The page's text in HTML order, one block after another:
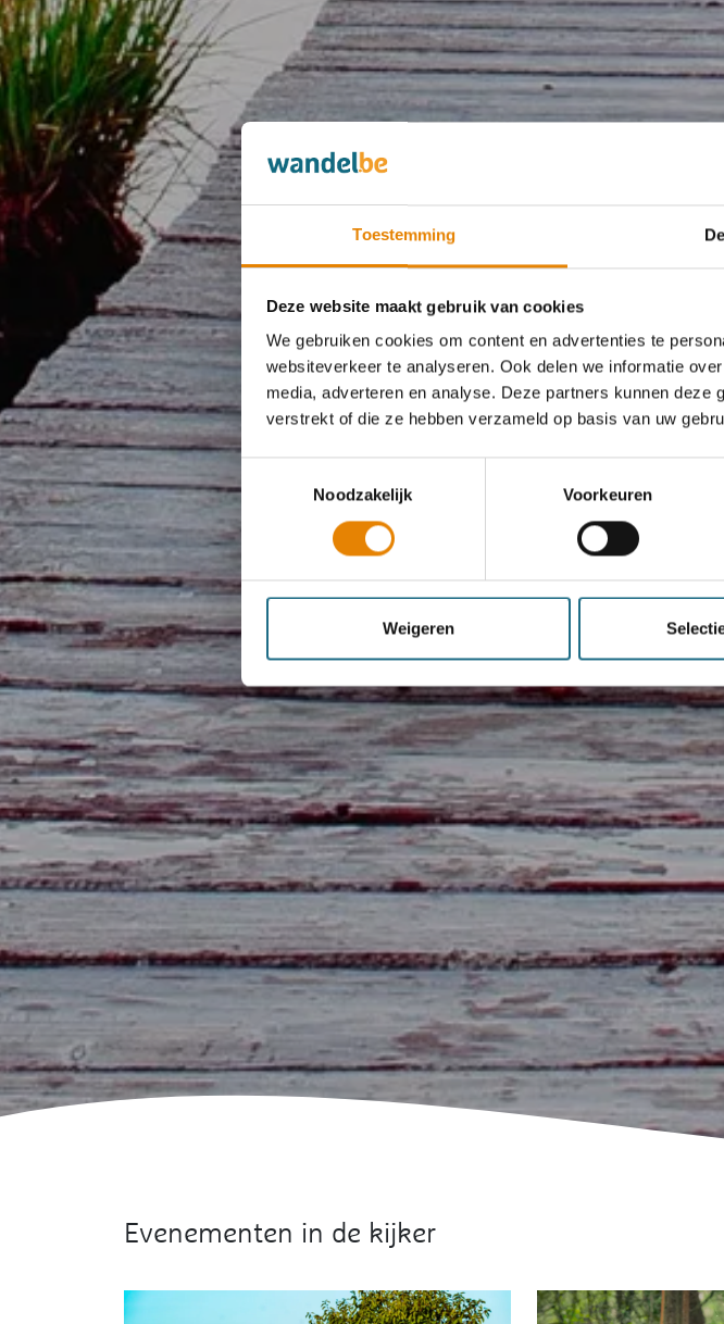
Toestemming
Deze website maakt gebruik van cookies
We gebruiken cookies om content en advertenties te
websiteverkeer te analyseren. Ook delen we informatie
media, adverteren en analyse. Deze partners kunnen
verstrekt of die ze hebben verzameld op basis van uw
Noodzakelijk
Voorkeuren
Weigeren
Evenementen in de kijker